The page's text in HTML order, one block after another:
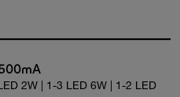
2W | 1-3 LED 6W | 1-2 LED